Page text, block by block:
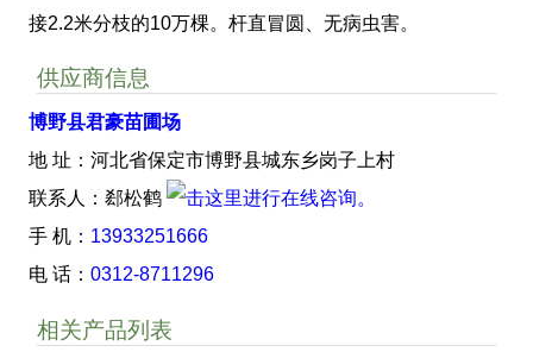
接2.2米分枝的10万棵。杆直冒圆、无病虫害。
供应商信息
博野县君豪苗圃场
地 址：河北省保定市博野县城东乡岗子上村
联系人：郄松鹤
手 机： 13933251666
电 话： 0312-8711296
相关产品列表